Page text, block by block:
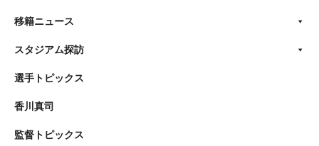
移籍ニュース
スタジアム探訪
選手トピックス
香川真司
監督トピックス